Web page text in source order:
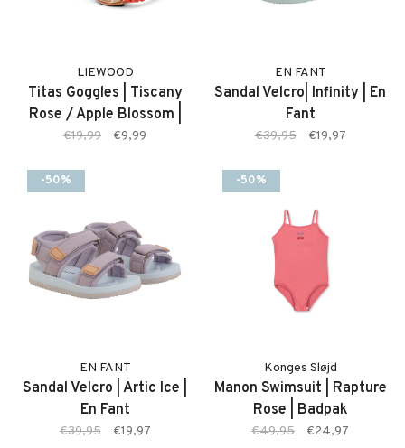
LIEWOOD
Titas Goggles | Tiscany
Rose / Apple Blossom |
Duikbril
€19,99 €9,99
EN FANT
Sandal Velcro| Infinity | En
Fant
€39,95 €19,97
-50%
EN FANT
Sandal Velcro | Artic Ice |
En Fant
€39,95 €19,97
-50%
Konges Sløjd
Manon Swimsuit | Rapture
Rose | Badpak
€49,95 €24,97